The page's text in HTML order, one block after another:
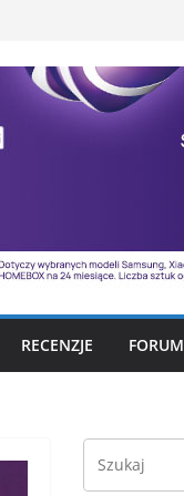
RECENZJE FORUM